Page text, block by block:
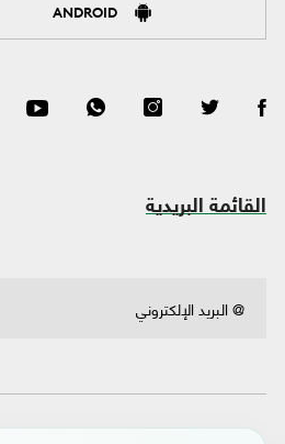
ANDROID
القائمة البريدية